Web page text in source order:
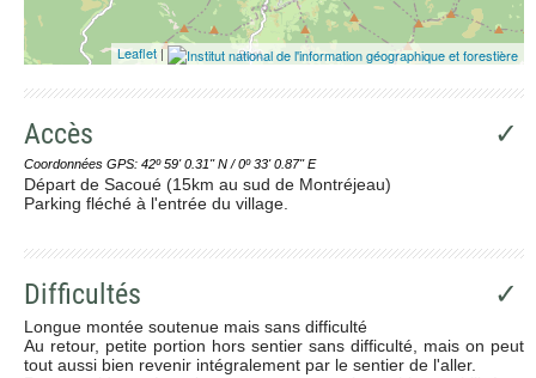
Leaflet |
Accès ✓
Coordonnées GPS: 42º 59' 0.31'' N / 0º 33' 0.87'' E
Départ de Sacoué (15km au sud de Montréjeau)
Parking fléché à l'entrée du village.
Difficultés ✓
Longue montée soutenue mais sans difficulté
Au retour, petite portion hors sentier sans difficulté, mais on peut
tout aussi bien revenir intégralement par le sentier de l'aller.